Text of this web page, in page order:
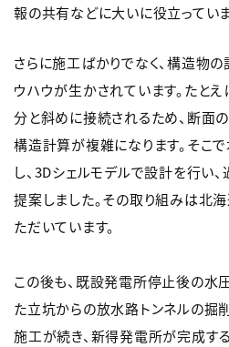
報の共有などに大いに役立っていま
さらに施工ばかりでなく、構造物
ウハウが生かされています。たと
分と斜めに接続されるため、断面
構造計算が複雑になります。そこ
し、3Dシェルモデルで設計を行い
提案しました。その取り組みは北
ただいています。
この後も、既設発電所停止後の水
た立坑からの放水路トンネルの掘
施工が続き、新得発電所が完成す